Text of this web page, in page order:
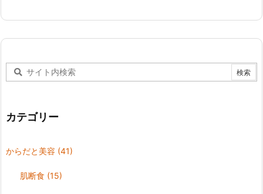
カテゴリー
からだと美容 (41)
肌断食 (15)